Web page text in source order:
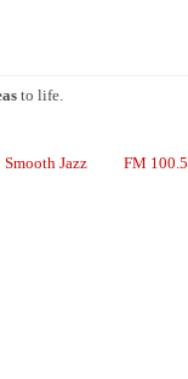
to life.
Smooth Jazz FM 100.5